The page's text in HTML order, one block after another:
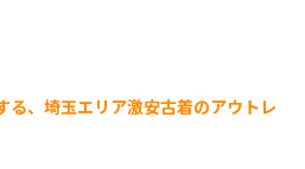
る、埼玉エリア激安古着のアウトレ